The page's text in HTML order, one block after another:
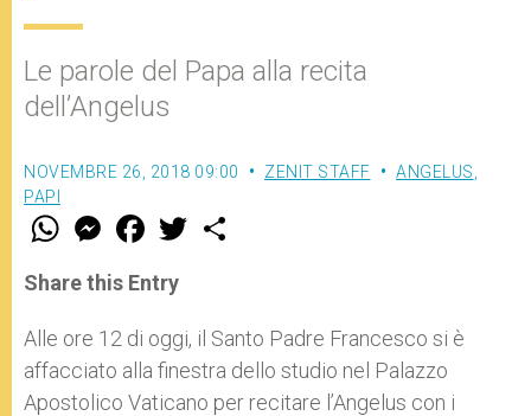
Le parole del Papa alla recita
dell’Angelus
NOVEMBRE 26, 2018 09:00 ZENIT STAFF ANGELUS
PAPI
W
t
s
p
p
M
e
s
e
g
e
r
F
a
e
b
o
k
w
Share this Entry
Alle ore 12 di oggi, il Santo Padre Francesco si è
affacciato alla finestra dello studio nel Palazzo
Apostolico Vaticano per recitare l’Angelus con i